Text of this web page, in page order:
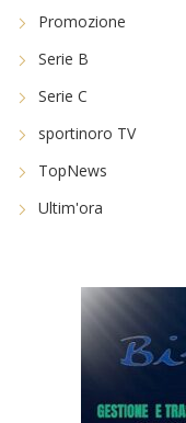
Promozione
Serie B
Serie C
sportinoro TV
TopNews
Ultim'ora